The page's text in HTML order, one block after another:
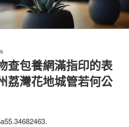
查包養網滿指印的表
荔灣花地城管若何公